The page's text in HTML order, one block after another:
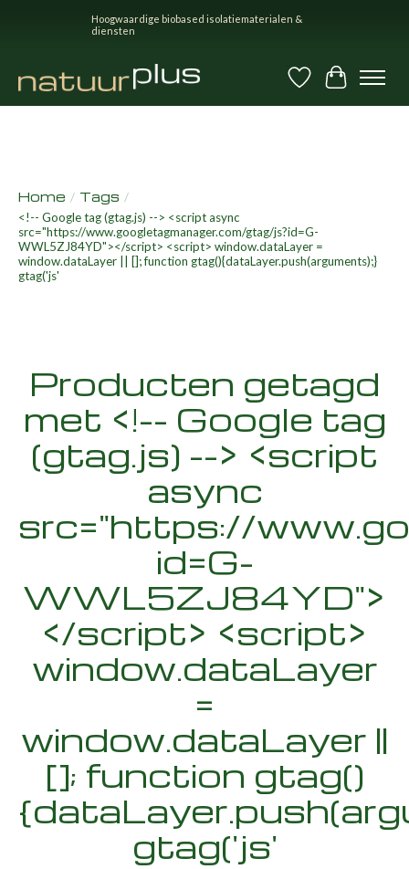
Hoogwaardige biobased isolatiematerialen &
diensten
Verlanglijst
Home / Tags /
<!-- Google tag (gtag.js) --> <script async
src="https://www.googletagmanager.com/gtag/js?id=G-
WWL5ZJ84YD"></script> <script> window.dataLayer =
window.dataLayer || []; function gtag(){dataLayer.push(arguments);}
gtag('js'
Producten getagd
met <!-- Google tag
(gtag.js) --> <script
async
src="https://
id=G-
WWL5ZJ84YD">
</script> <script>
window.dataLayer
=
window.dataLayer ||
[]; function gtag()
gtag('js'